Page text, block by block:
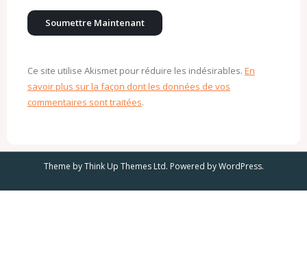
Ce site utilise Akismet pour réduire les indésirables. En
savoir plus sur la façon dont les données de vos
commentaires sont traitées.
Theme byThink Up Themes Ltd. Powered byWordPress.